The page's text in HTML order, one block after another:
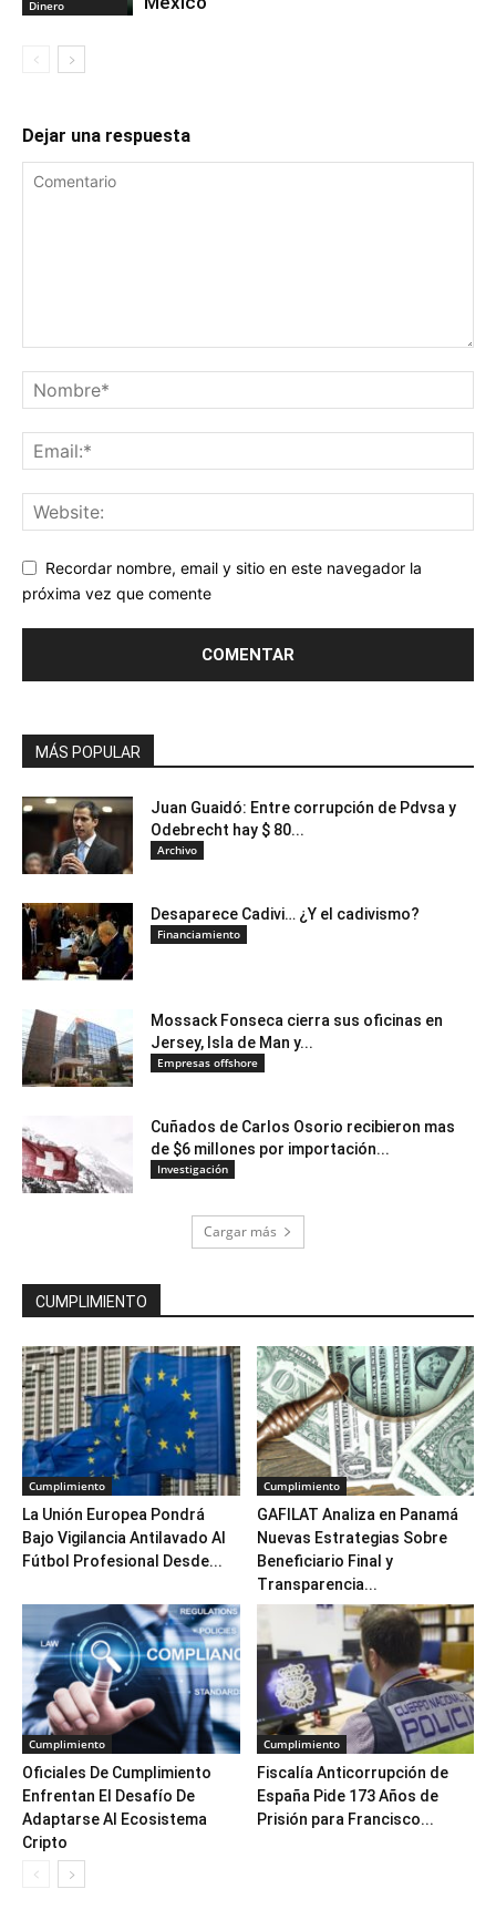
Dinero
Dejar una respuesta
Recordar nombre, email y sitio en este navegador la
próxima vez que comente
MÁS POPULAR
Juan Guaidó: Entre corrupción de Pdvsa y
Odebrecht hay $ 80...
Archivo
Desaparece Cadivi… ¿Y el cadivismo?
Financiamiento
Mossack Fonseca cierra sus oficinas en
Jersey, Isla de Man y...
Empresas offshore
Cuñados de Carlos Osorio recibieron mas
de $6 millones por importación...
Investigación
Cargar más
CUMPLIMIENTO
Cumplimiento
La Unión Europea Pondrá
Bajo Vigilancia Antilavado Al
Fútbol Profesional Desde...
Cumplimiento
GAFILAT Analiza en Panamá
Nuevas Estrategias Sobre
Beneficiario Final y
Transparencia...
Cumplimiento
Oficiales De Cumplimiento
Enfrentan El Desafío De
Adaptarse Al Ecosistema
Cripto
Cumplimiento
Fiscalía Anticorrupción de
España Pide 173 Años de
Prisión para Francisco...